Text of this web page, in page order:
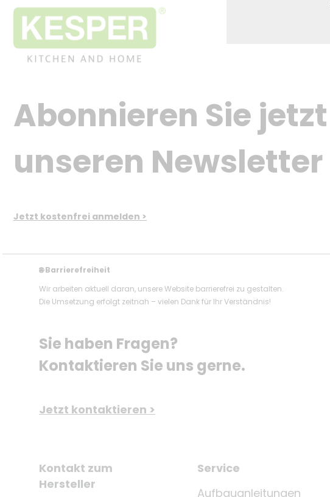
Abonnieren Sie jetzt
unseren Newsletter
Jetzt kostenfrei anmelden >
🌐Barrierefreiheit
Wir arbeiten aktuell daran, unsere Website barrierefrei zu gestalten.
Die Umsetzung erfolgt zeitnah – vielen Dank für Ihr Verständnis!
Sie haben Fragen?
Kontaktieren Sie uns gerne.
Jetzt kontaktieren >
Kontakt zum
Hersteller
Service
Aufbauanleitungen